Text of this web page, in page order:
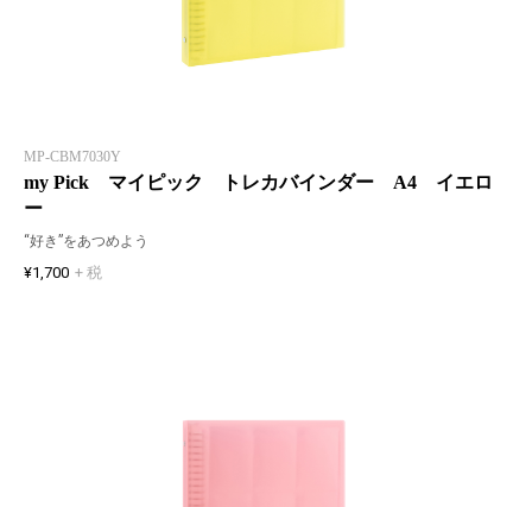
MP-CBM7030Y
my Pick マイピック トレカバインダー A4 イエロ
ー
“好き”をあつめよう
¥1,700 + 税